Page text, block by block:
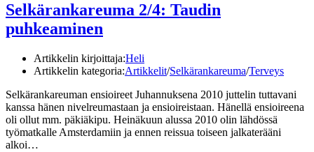
Selkärankareuma 2/4: Taudin
puhkeaminen
Artikkelin kirjoittaja:Heli
Artikkelin kategoria:Artikkelit/Selkärankareuma/Terveys
Selkärankareuman ensioireet Juhannuksena 2010 juttelin tuttavani
kanssa hänen nivelreumastaan ja ensioireistaan. Hänellä ensioireena
oli ollut mm. päkiäkipu. Heinäkuun alussa 2010 olin lähdössä
työmatkalle Amsterdamiin ja ennen reissua toiseen jalkaterääni
alkoi…